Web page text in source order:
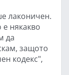
лаконичен.
някакво
да
защото
кодекс",